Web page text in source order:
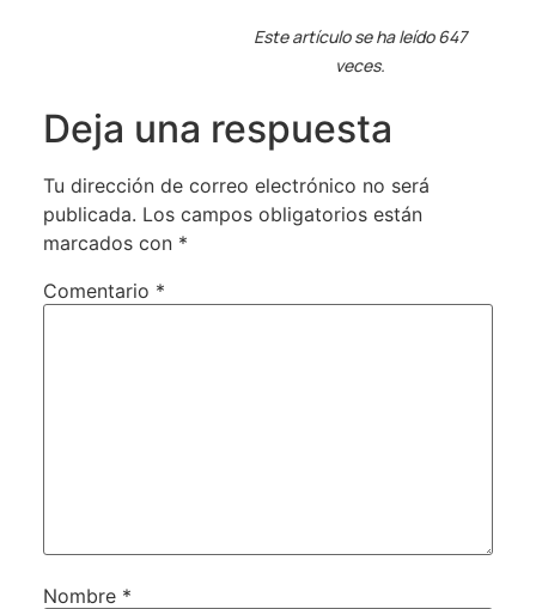
Este artículo se ha leído 647
veces.
Deja una respuesta
Tu dirección de correo electrónico no será
publicada. Los campos obligatorios están
marcados con *
Comentario *
Nombre *